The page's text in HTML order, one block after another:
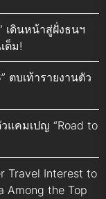
เดินหน้าสู่ฝั่งธนฯ
ต็ม!
ตบเท้ารายงานตัว
แคมเปญ “Road to
Travel Interest to
Among the Top